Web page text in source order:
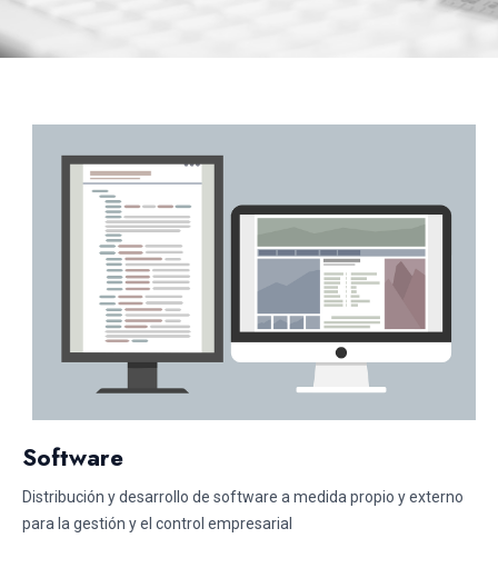
Software
Distribución y desarrollo de software a medida propio y externo
para la gestión y el control empresarial